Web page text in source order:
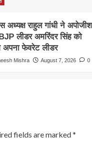
अध्यक्ष राहुल गांधी ने
BJP लीडर अमरिंदर सिंह को
अपना फेवरेट लीडर
Mishra August 7, 2026 0
fields are marked*